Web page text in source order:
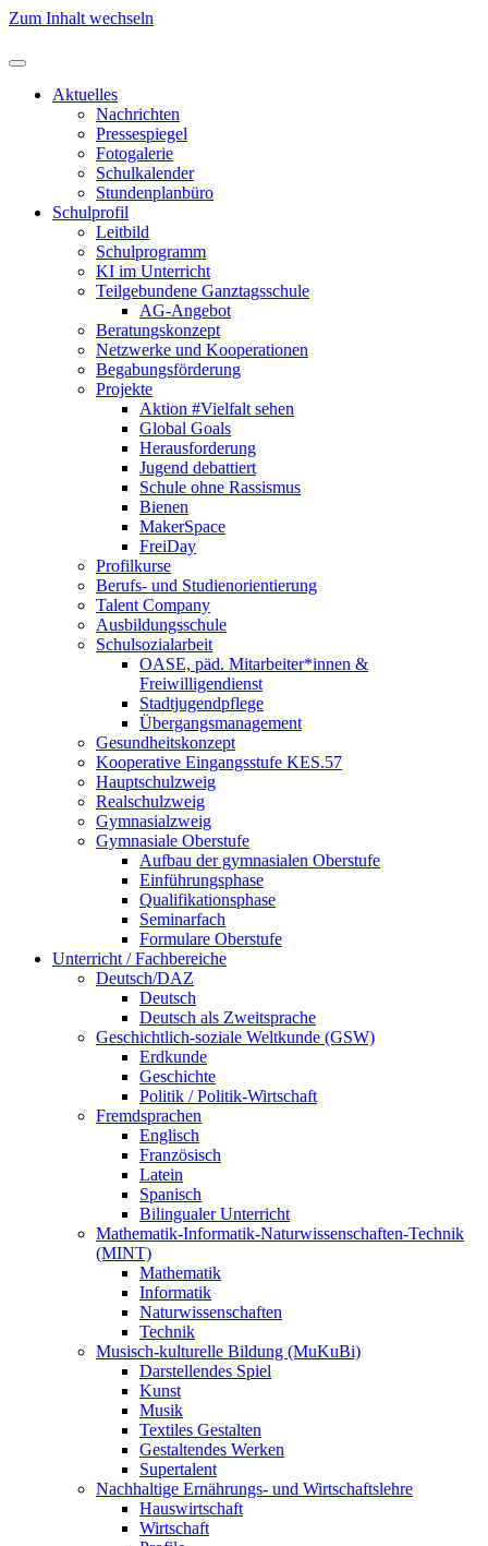
Zum Inhalt wechseln
Aktuelles
Nachrichten
Pressespiegel
Fotogalerie
Schulkalender
Stundenplanbüro
Schulprofil
Leitbild
Schulprogramm
KI im Unterricht
Teilgebundene Ganztagsschule
AG-Angebot
Beratungskonzept
Netzwerke und Kooperationen
Begabungsförderung
Projekte
Aktion #Vielfalt sehen
Global Goals
Herausforderung
Jugend debattiert
Schule ohne Rassismus
Bienen
MakerSpace
FreiDay
Profilkurse
Berufs- und Studienorientierung
Talent Company
Ausbildungsschule
Schulsozialarbeit
OASE, päd. Mitarbeiter*innen &
Freiwilligendienst
Stadtjugendpflege
Übergangsmanagement
Gesundheitskonzept
Kooperative Eingangsstufe KES.57
Hauptschulzweig
Realschulzweig
Gymnasialzweig
Gymnasiale Oberstufe
Aufbau der gymnasialen Oberstufe
Einführungsphase
Qualifikationsphase
Seminarfach
Formulare Oberstufe
Unterricht / Fachbereiche
Deutsch/DAZ
Deutsch
Deutsch als Zweitsprache
Geschichtlich-soziale Weltkunde (GSW)
Erdkunde
Geschichte
Politik / Politik-Wirtschaft
Fremdsprachen
Englisch
Französisch
Latein
Spanisch
Bilingualer Unterricht
Mathematik-Informatik-Naturwissenschaften-Technik
(MINT)
Mathematik
Informatik
Naturwissenschaften
Technik
Musisch-kulturelle Bildung (MuKuBi)
Darstellendes Spiel
Kunst
Musik
Textiles Gestalten
Gestaltendes Werken
Supertalent
Nachhaltige Ernährungs- und Wirtschaftslehre
Hauswirtschaft
Wirtschaft